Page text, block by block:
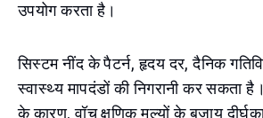
उपयोग करता है।
सिस्टम नींद के पैटर्न, हृदय दर, दैनिक
स्वास्थ्य मापदंडों की निगरानी कर सकता
के कारण, वॉच क्षणिक मूल्यों के बजाय